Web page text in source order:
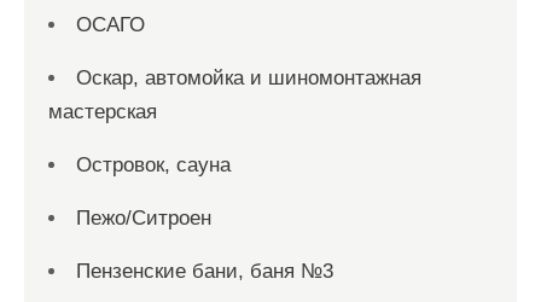
ОСАГО
Оскар, автомойка и шиномонтажная
мастерская
Островок, сауна
Пежо/Ситроен
Пензенские бани, баня №3